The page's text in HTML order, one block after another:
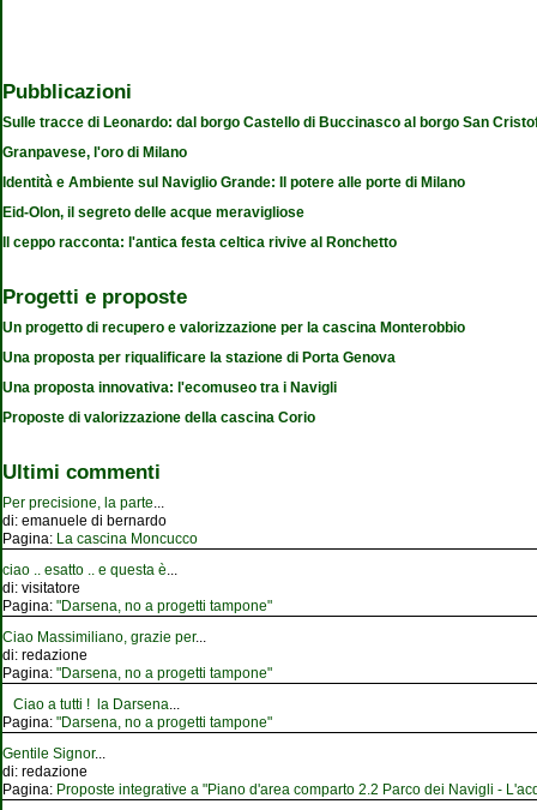
Pubblicazioni
Sulle tracce di Leonardo: dal borgo Castello di Buccinasco al borgo San
Granpavese, l'oro di Milano
Identità e Ambiente sul Naviglio Grande: Il potere alle porte di Milano
Eid-Olon, il segreto delle acque meravigliose
Il ceppo racconta: l'antica festa celtica rivive al Ronchetto
Progetti e proposte
Un progetto di recupero e valorizzazione per la cascina Monterobbio
Una proposta per riqualificare la stazione di Porta Genova
Una proposta innovativa: l'ecomuseo tra i Navigli
Proposte di valorizzazione della cascina Corio
Ultimi commenti
Per precisione, la parte
di: emanuele di bernardo
Pagina: La cascina Moncucco
ciao .. esatto .. e questa è
di: visitatore
Pagina: "Darsena, no a progetti tampone"
Ciao Massimiliano, grazie per...
di: redazione
Pagina: "Darsena, no a progetti tampone"
Ciao a tutti ! la Darsena
Pagina: "Darsena, no a progetti tampone"
Gentile Signor...
di: redazione
Pagina: Proposte integrative a "Piano d'area comparto 2.2 Parco dei Navigli -